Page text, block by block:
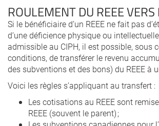
ROULEMENT DU REEE VERS
Si le bénéficiaire d’un REEE ne fait pas
d’une déficience physique ou
admissible au CIPH, il est possible, sous
conditions, de transférer le revenu
des subventions et des bons) du REEE à
Voici les règles s’appliquant au transfert :
Les cotisations au REEE sont
REEE (souvent le parent) ;